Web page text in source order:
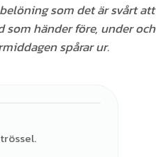
som det är svårt att
händer före, under och
spårar ur.